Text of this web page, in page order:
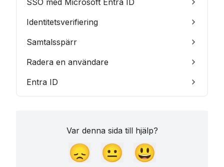
SSO med Microsoft Entra ID
Identitetsverifiering
Samtalsspärr
Radera en användare
Entra ID
Var denna sida till hjälp?
😞 😐 😃